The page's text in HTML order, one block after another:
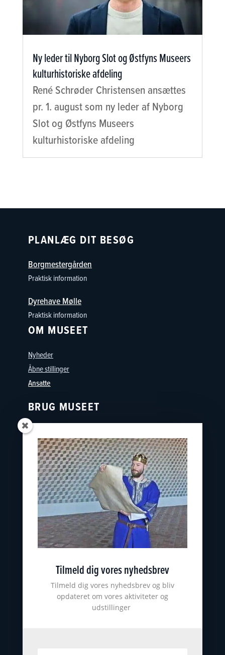
Ny leder til Nyborg Slot og Østfyns Museers
kulturhistoriske afdeling
René Schrøder Christensen ansættes
pr. 1. august som ny leder af Nyborg
Slot og Østfyns Museers
kulturhistoriske afdeling
PLANLÆG DIT BESØG
Borgmestergården
Praktisk information
Dyrehave Mølle
Praktisk information
OM MUSEET
Nyheder
Åbne stillinger
Ansatte
BRUG MUSEET
Oplevelser
Skoler
Østfyns Museer
Nyborg Museumsforening
KONTAKT
nyborgslot@ostfynsmuseer.dk
+45 65 31 02 07
Slotsgade 34
CVR: 18101513
ØSTFYNS MUSEER
Johannes Larsen Museet
Tilmeld dig vores nyhedsbrev
Tilmeld dig vores nyhedsbrev og bliv
opdateret om vores aktiviteter og
udstillinger